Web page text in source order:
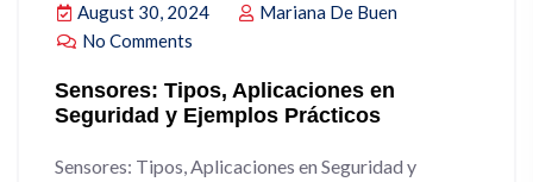
August 30, 2024
Mariana De Buen
No Comments
Sensores: Tipos, Aplicaciones en
Seguridad y Ejemplos Prácticos
Sensores: Tipos, Aplicaciones en Seguridad y